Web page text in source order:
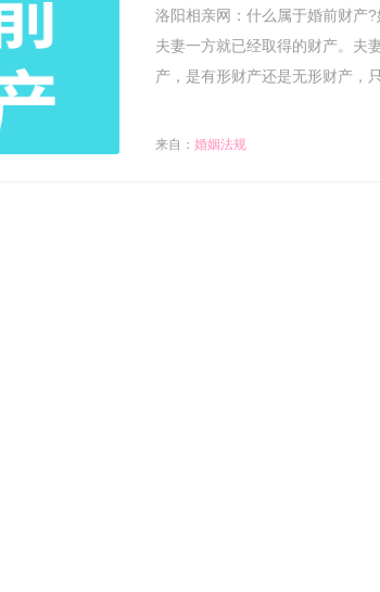
洛阳相亲网：什么属于婚前财产
夫妻一方就已经取得的财产。夫
产，是有形财产还是无形财产，只
来自： 婚姻法规